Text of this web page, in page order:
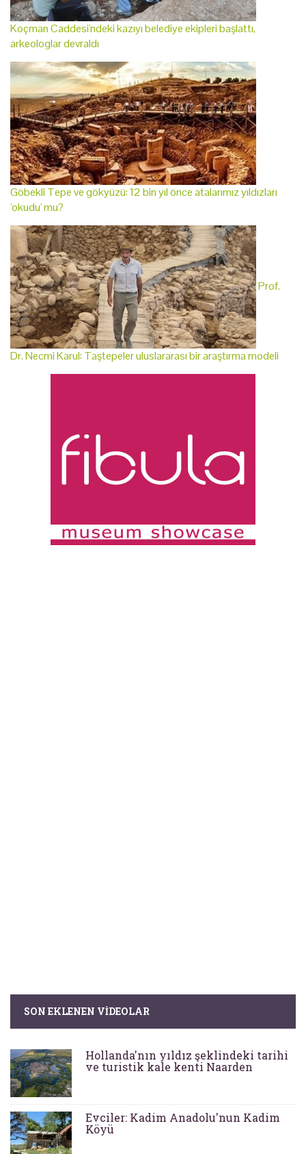
Koçman Caddesi'ndeki kazıyı belediye ekipleri başlattı,
arkeologlar devraldı
Göbekli Tepe ve gökyüzü: 12 bin yıl önce atalarımız yıldızları
'okudu' mu?
Prof.
Dr. Necmi Karul: Taştepeler uluslararası bir araştırma modeli
SON EKLENEN VIDEOLAR
Hollanda'nın yıldız şeklindeki tarihi
ve turistik kale kenti Naarden
Evciler: Kadim Anadolu'nun Kadim
Köyü